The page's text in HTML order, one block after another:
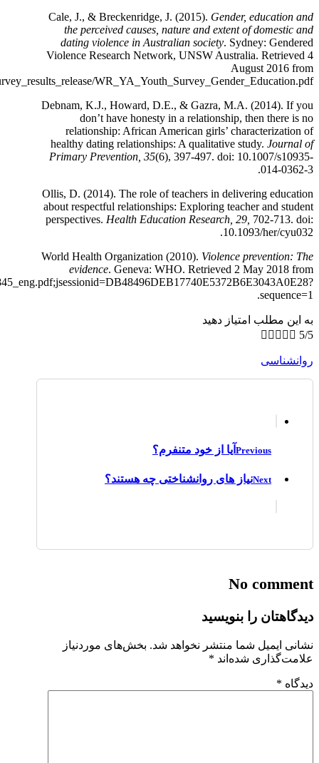
Cale, J., & Breckenridge, J. (2015). Gender, education and
the perceived causes, nature and extent of domestic and
dating violence in Australian society. Sydney: Gendered
Violence Research Network, UNSW Australia. Retrieved 4
August 2016 from
WR_YA_Youth_Survey_Gender_Education.pdf.
Debnam, K.J., Howard, D.E., & Gazra, M.A. (2014). If you
don’t have honesty in a relationship, then there is no
relationship: African American girls’ characterization of
healthy dating relationships: A qualitative study. Journal of
Primary Prevention, 35(6), 397-497. doi: 10.1007/s10935-
014-0362-3.
Ollis, D. (2014). The role of teachers in delivering education
about respectful relationships: Exploring teacher and student
perspectives. Health Education Research, 29, 702-713. doi:
10.1093/her/cyu032.
World Health Organization (2010). Violence prevention: The
evidence. Geneva: WHO. Retrieved 2 May 2018 from
sequence=1.
به این مطلب امتیاز دهید
     5/5
روانشناسی
Previous آیا از خود متنفرم؟
Nextنیاز های روانشناختی چه هستند؟
No comment
دیدگاهتان را بنویسید
نشانی ایمیل شما منتشر نخواهد شد. بخش‌های موردنیاز
علامت‌گذاری شده‌اند *
دیدگاه *